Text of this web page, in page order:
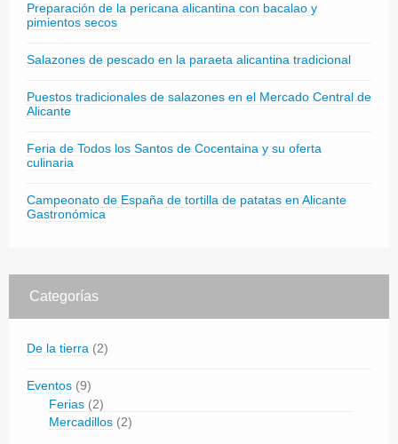
Preparación de la pericana alicantina con bacalao y
pimientos secos
Salazones de pescado en la paraeta alicantina tradicional
Puestos tradicionales de salazones en el Mercado Central de
Alicante
Feria de Todos los Santos de Cocentaina y su oferta
culinaria
Campeonato de España de tortilla de patatas en Alicante
Gastronómica
Categorías
De la tierra (2)
Eventos (9)
Ferias (2)
Mercadillos (2)